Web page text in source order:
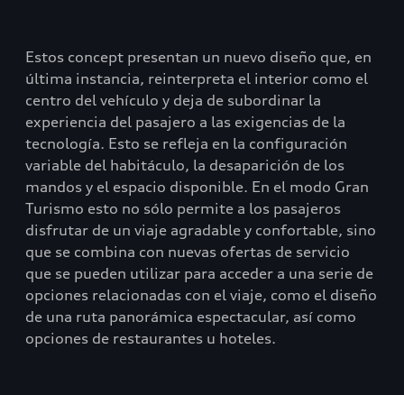
Estos concept presentan un nuevo diseño que, en
última instancia, reinterpreta el interior como el
centro del vehículo y deja de subordinar la
experiencia del pasajero a las exigencias de la
tecnología. Esto se refleja en la configuración
variable del habitáculo, la desaparición de los
mandos y el espacio disponible. En el modo Gran
Turismo esto no sólo permite a los pasajeros
disfrutar de un viaje agradable y confortable, sino
que se combina con nuevas ofertas de servicio
que se pueden utilizar para acceder a una serie de
opciones relacionadas con el viaje, como el diseño
de una ruta panorámica espectacular, así como
opciones de restaurantes u hoteles.